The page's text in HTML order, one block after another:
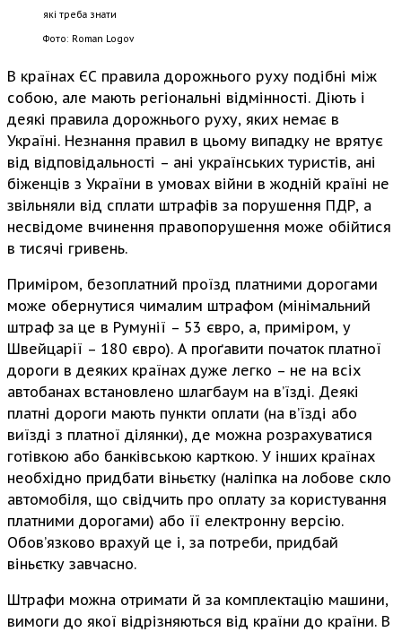
Фото: Roman Logov
В країнах ЄС правила дорожнього руху подібні між
собою, але мають регіональні відмінності. Діють і
деякі правила дорожнього руху, яких немає в
Україні. Незнання правил в цьому випадку не врятує
від відповідальності – ані українських туристів, ані
біженців з України в умовах війни в жодній країні не
звільняли від сплати штрафів за порушення ПДР, а
несвідоме вчинення правопорушення може обійтися
в тисячі гривень.
Приміром, безоплатний проїзд платними дорогами
може обернутися чималим штрафом (мінімальний
штраф за це в Румунії – 53 євро, а, приміром, у
Швейцарії – 180 євро). А проґавити початок платної
дороги в деяких країнах дуже легко – не на всіх
автобанах встановлено шлагбаум на в’їзді. Деякі
платні дороги мають пункти оплати (на в’їзді або
виїзді з платної ділянки), де можна розрахуватися
готівкою або банківською карткою. У інших країнах
необхідно придбати віньєтку (наліпка на лобове скло
автомобіля, що свідчить про оплату за користування
платними дорогами) або її електронну версію.
Обов’язково врахуй це і, за потреби, придбай
віньєтку завчасно.
Штрафи можна отримати й за комплектацію машини,
вимоги до якої відрізняються від країни до країни. В